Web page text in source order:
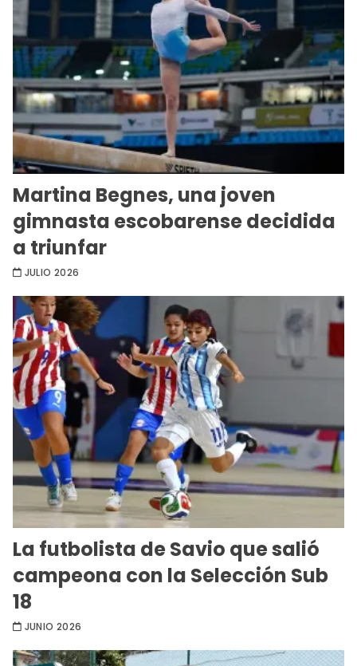
Martina Begnes, una joven
gimnasta escobarense decidida
a triunfar
JULIO 2026
La futbolista de Savio que salió
campeona con la Selección Sub
18
JUNIO 2026